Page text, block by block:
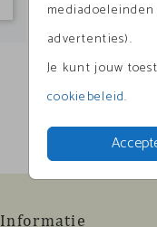
advertenties).
Je kunt jouw
cookiebeleid.
Informatie